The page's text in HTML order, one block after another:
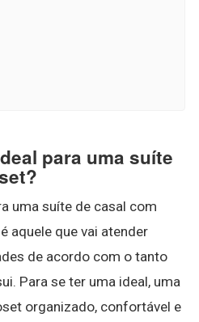
para uma suíte
uma suíte de casal com
aquele que vai atender
de acordo com o tanto
Para se ter uma ideal, uma
organizado, confortável e